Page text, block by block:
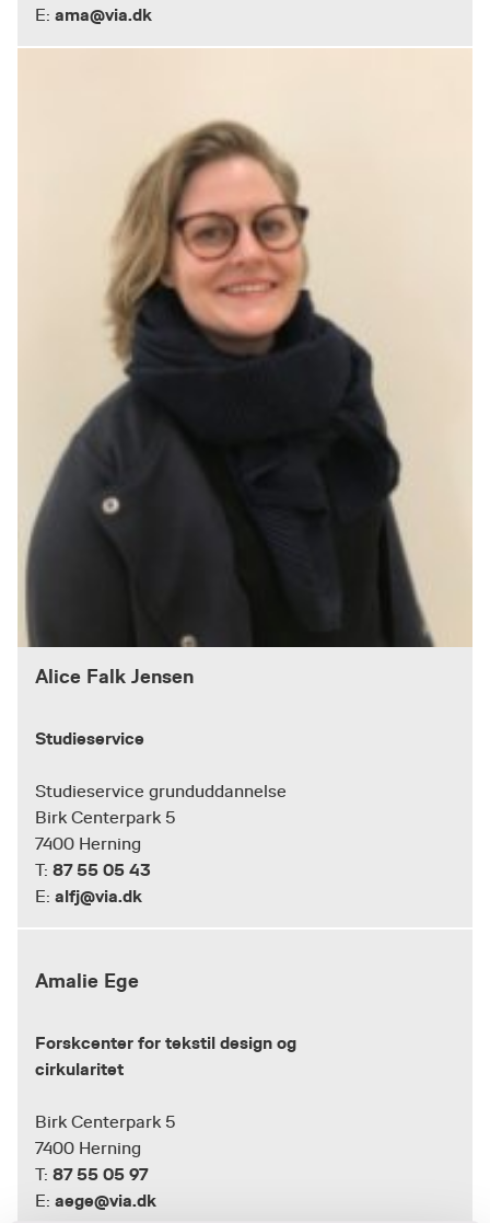
E: ama@via.dk
Alice Falk Jensen
Studieservice
Studieservice grunduddannelse
Birk Centerpark 5
7400 Herning
T: 87 55 05 43
E: alfj@via.dk
Amalie Ege
Forskcenter for tekstil design og
cirkularitet
Birk Centerpark 5
7400 Herning
T: 87 55 05 97
E: aege@via.dk